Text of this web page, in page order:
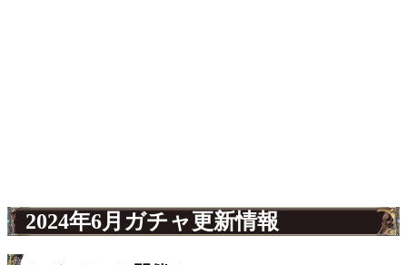
2024年6月ガチャ更新情報